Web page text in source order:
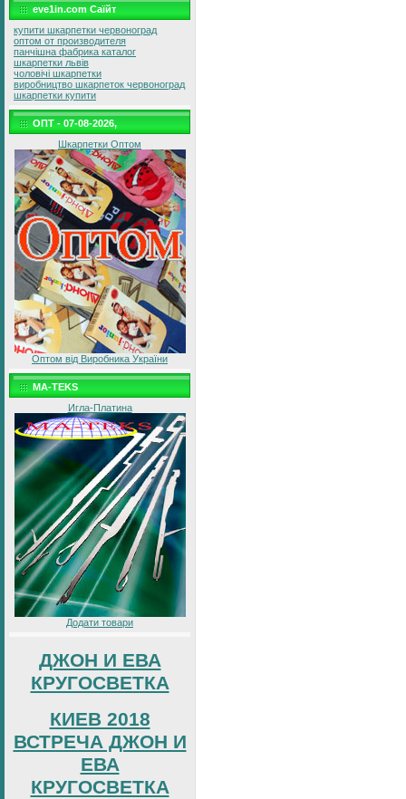
eve1in.com Саїйт
купити шкарпетки червоноград
оптом от производителя
панчішна фабрика каталог
шкарпетки львів
чоловічі шкарпетки
виробництво шкарпеток червоноград
шкарпетки купити
ОПТ - 07-08-2026,
Шкарпетки Оптом
Оптом від Виробника України
MA-TEKS
Игла-Платина
Додати товари
ДЖОН И ЕВА
КРУГОСВЕТКА
КИЕВ 2018
ВСТРЕЧА ДЖОН И
ЕВА
КРУГОСВЕТКА